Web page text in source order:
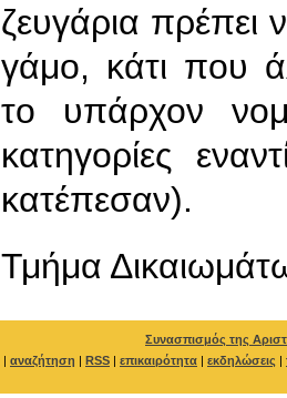
ζευγάρια πρέπει
γάμο, κάτι που
το υπάρχον
κατηγορίες
κατέπεσαν).
Τμήμα
Συνασπισμός της
| αναζήτηση | RSS | επικαιρότητα | εκδηλώσεις |